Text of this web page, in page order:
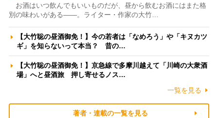
お酒はいつ飲んでもいいものだが、昼から飲むお酒にはまた格
別の味わいがある――。ライター・作家の大竹…
【大竹聡の昼酒御免！】今の若者は「なめろう」や「キヌカツ
ギ」を知らないって本当？ 昔の…
【大竹聡の昼酒御免！】京急線で多摩川越えて「川崎の大衆酒
場」へと昼酒旅 押し寄せるノス…
一覧を見る
著者・連載の一覧を見る